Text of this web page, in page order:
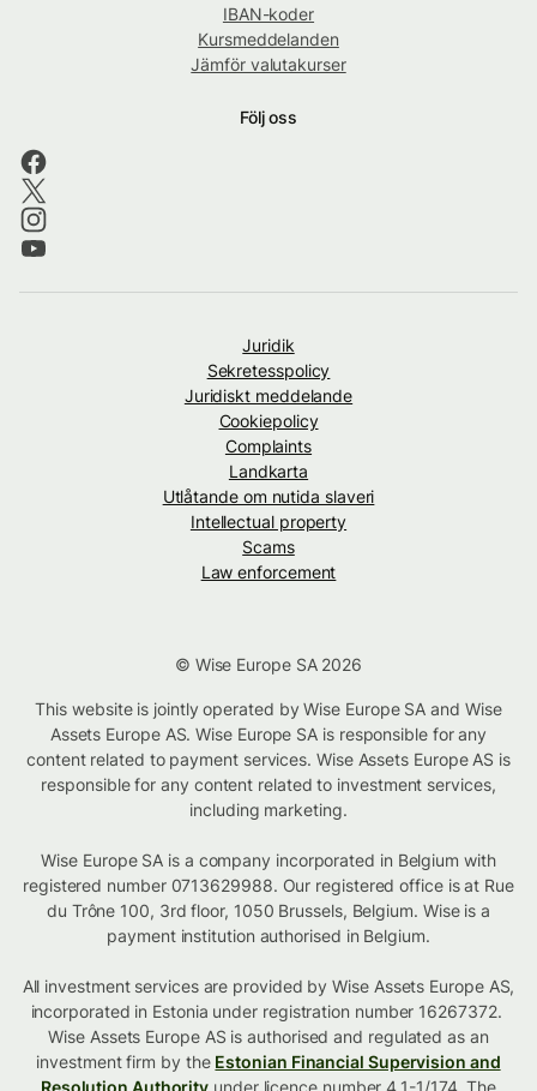
IBAN-koder
Kursmeddelanden
Jämför valutakurser
Följ oss
Juridik
Sekretesspolicy
Juridiskt meddelande
Cookiepolicy
Complaints
Landkarta
Utlåtande om nutida slaveri
Intellectual property
Scams
Law enforcement
© Wise Europe SA 2026
This website is jointly operated by Wise Europe SA and Wise
Assets Europe AS. Wise Europe SA is responsible for any
content related to payment services. Wise Assets Europe AS is
responsible for any content related to investment services,
including marketing.
Wise Europe SA is a company incorporated in Belgium with
registered number 0713629988. Our registered office is at Rue
du Trône 100, 3rd floor, 1050 Brussels, Belgium. Wise is a
payment institution authorised in Belgium.
All investment services are provided by Wise Assets Europe AS,
incorporated in Estonia under registration number 16267372.
Wise Assets Europe AS is authorised and regulated as an
investment firm by the Estonian Financial Supervision and
Resolution Authority under licence number 4.1-1/174. The